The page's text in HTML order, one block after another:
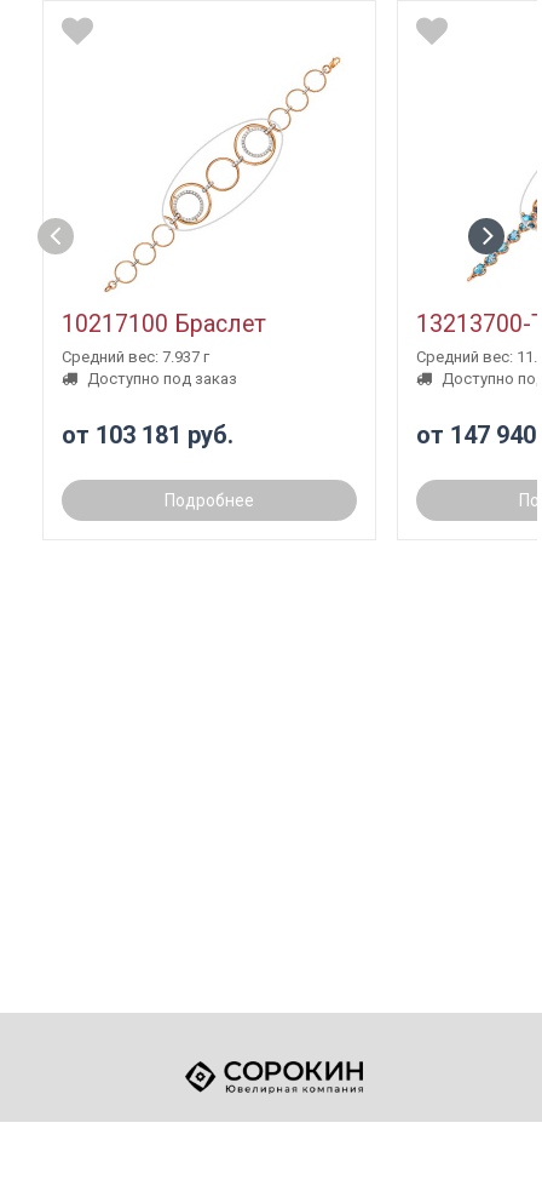
10217100 Браслет
Средний вес: 7.937 г
Доступно под заказ
от 103 181 руб.
Подробнее
13213700-
Средний вес:
Доступно
от 147 940